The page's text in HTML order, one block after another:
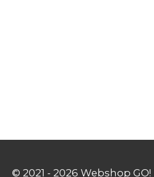
© 2021 - 2026 Webshop